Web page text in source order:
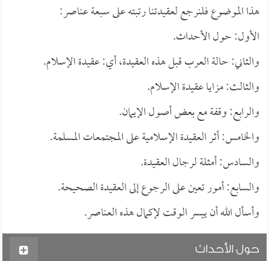
هذا الموضوع فلنرجع لعقيدتنا رتبته على سبعة عناصر:
الأول: حول الأحداث.
والثاني: حالة العرب قبل هذه العقيدة، أي: عقيدة الإسلام.
والثالث: مزايا عقيدة الإسلام.
والرابع: وقفة مع بعض أصول الإيمان.
والخامس: أثر العقيدة الإسلامية على المجتمعات المسلمة.
والسادس: أمثلة لرجال العقيدة.
والسابع: أمور تعين على الرجوع إلى العقيدة الصحيحة.
وأسأل الله أن ييسر الوقت لإكمال هذه العناصر.
حول الأحداث